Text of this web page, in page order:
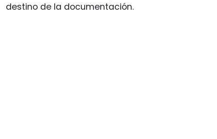
destino de la documentación.